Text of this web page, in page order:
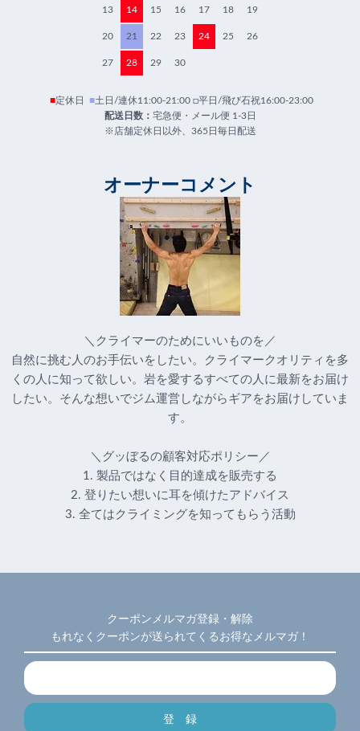
13 14 15 16 17 18 19
20 21 22 23 24 25 26
27 28 29 30
■定休日 ■土日/連休11:00-21:00 □平日/飛び石祝16:00-23:00
配送日数： 宅急便・メール便 1-3日
※店舗定休日以外、365日毎日配送
オーナーコメント
＼クライマーのためにいいものを／
自然に挑む人のお手伝いをしたい。クライマークオリティを多
くの人に知って欲しい。岩を愛するすべての人に最新をお届け
したい。そんな想いでジム運営しながらギアをお届けしていま
す。
＼グッぼるの顧客対応ポリシー／
1. 製品ではなく目的達成を販売する
2. 登りたい想いに耳を傾けたアドバイス
3. 全てはクライミングを知ってもらう活動
クーポンメルマガ登録・解除
もれなくクーポンが送られてくるお得なメルマガ！